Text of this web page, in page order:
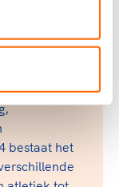
het
te
bestaat het